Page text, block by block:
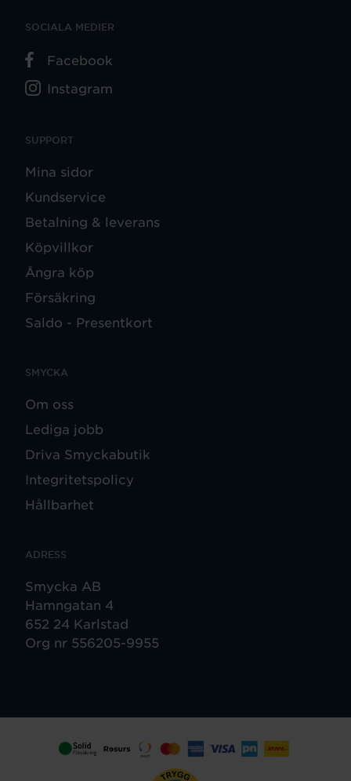
SUPPORT
Mina sidor
Kundservice
Betalning & leverans
Köpvillkor
Ångra köp
Försäkring
Saldo - Presentkort
SMYCKA
Om oss
Lediga jobb
Driva Smyckabutik
Integritetspolicy
Hållbarhet
ADRESS
Smycka AB
Hamngatan 4
652 24 Karlstad
Org nr 556205-9955
SOCIALA MEDIER
Facebook
Instagram